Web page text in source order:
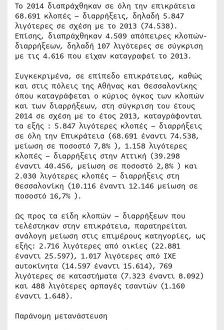
Το 2014 διαπράχθηκαν σε όλη την επικράτεια
68.691 κλοπές – διαρρήξεις, δηλαδή 5.847
λιγότερες σε σχέση με το 2013 (74.538).
Επίσης, διαπράχθηκαν 4.509 απόπειρες κλοπών-
διαρρήξεων, δηλαδή 107 λιγότερες σε σύγκριση
με τις 4.616 που είχαν καταγραφεί το 2013.
Συγκεκριμένα, σε επίπεδο επικράτειας, καθώς
και στις πόλεις της Αθήνας και Θεσσαλονίκης
όπου καταγράφεται ο κύριος όγκος των κλοπών
και των διαρρήξεων, στη σύγκριση του έτους
2014 σε σχέση με το έτος 2013, καταγράφονται
τα εξής : 5.847 λιγότερες κλοπές – διαρρήξεις
σε όλη την Επικράτεια (68.691 έναντι 74.538,
μείωση σε ποσοστό 7,8% ), 1.158 λιγότερες
κλοπές – διαρρήξεις στην Αττική (39.298
έναντι 40.456, μείωση σε ποσοστό 2,8% ) και
2.030 λιγότερες κλοπές – διαρρήξεις στη
Θεσσαλονίκη (10.116 έναντι 12.146 μείωση σε
ποσοστό 16,7% ).
Ως προς τα είδη κλοπών – διαρρήξεων που
τελέστηκαν στην επικράτεια, παρατηρείται
ανάλογη μείωση στις επιμέρους κατηγορίες, ως
εξής: 2.716 λιγότερες από οικίες (22.881
έναντι 25.597), 1.017 λιγότερες από ΙΧΕ
αυτοκίνητα (14.597 έναντι 15.614), 769
λιγότερες σε καταστήματα (7.323 έναντι 8.092)
και 488 λιγότερες αρπαγές τσαντών (1.160
έναντι 1.648).
Παράνομη μετανάστευση